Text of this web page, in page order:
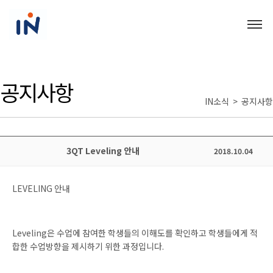
공지사항 IN소식 > 공지사항
3QT Leveling 안내 2018.10.04
LEVELING 안내
Leveling은 수업에 참여한 학생들의 이해도를 확인하고 학생들에게 적
합한 수업방향을 제시하기 위한 과정입니다.